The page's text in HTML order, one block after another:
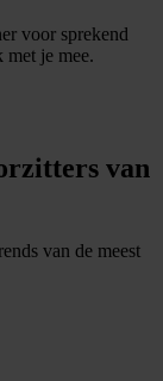
voor sprekend
met je mee.
van
van de meest